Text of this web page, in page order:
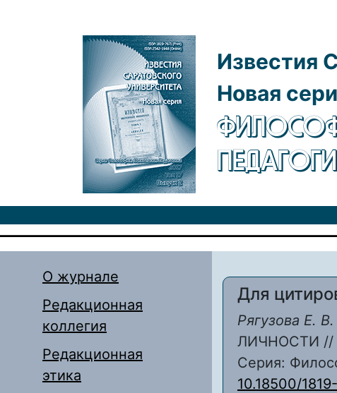
Известия
Новая
О журнале
Редакционная
коллегия
Редакционная
этика
Для
Рягузова Е. В.
ЛИЧНОСТИ //
Серия:
10.18500/